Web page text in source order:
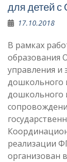
для детей с
17.10.2018
В рамках
образования
управления и
дошкольного
дошкольного
реализации
организован